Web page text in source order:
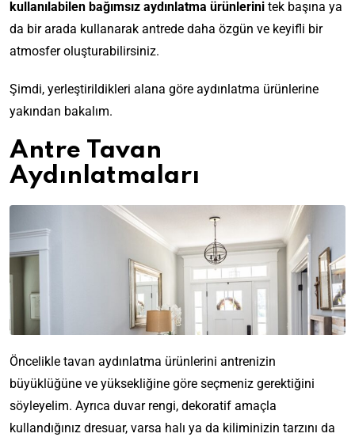
kullanılabilen bağımsız aydınlatma ürünlerini tek başına ya
da bir arada kullanarak antrede daha özgün ve keyifli bir
atmosfer oluşturabilirsiniz.
Şimdi, yerleştirildikleri alana göre aydınlatma ürünlerine
yakından bakalım.
Antre Tavan
Aydınlatmaları
Öncelikle tavan aydınlatma ürünlerini antrenizin
büyüklüğüne ve yüksekliğine göre seçmeniz gerektiğini
söyleyelim. Ayrıca duvar rengi, dekoratif amaçla
kullandığınız dresuar, varsa halı ya da kiliminizin tarzını da